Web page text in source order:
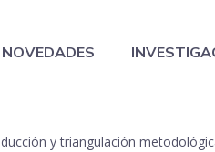
NOVEDADES
y triangulación